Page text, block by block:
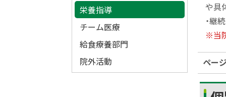
や具
・継
※当
ペー
・
メ
ニ
ュ
栄養指導
チーム医療
給食療養部門
院外活動